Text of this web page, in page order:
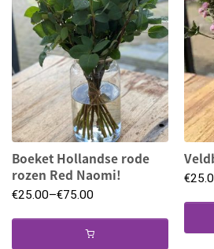
Boeket Hollandse rode
rozen Red Naomi!
€25.00–€75.00
€